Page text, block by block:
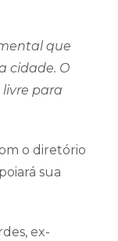
que
cidade. O
para
o diretório
sua
ex-